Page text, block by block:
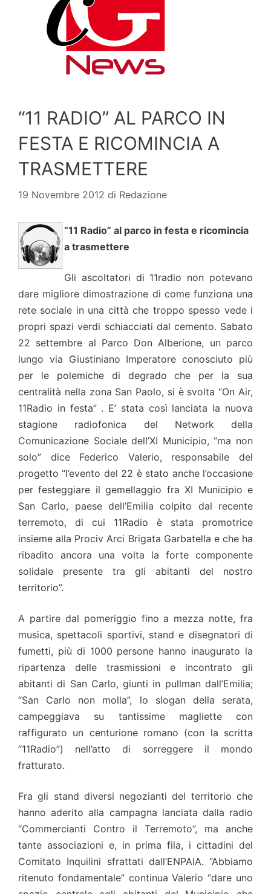
“11 RADIO” AL PARCO IN
FESTA E RICOMINCIA A
TRASMETTERE
19 Novembre 2012 di Redazione
“11 Radio” al parco in festa e ricomincia
a trasmettere
Gli ascoltatori di 11radio non potevano
dare migliore dimostrazione di come funziona una
rete sociale in una città che troppo spesso vede i
propri spazi verdi schiacciati dal cemento. Sabato
22 settembre al Parco Don Alberione, un parco
lungo via Giustiniano Imperatore conosciuto più
per le polemiche di degrado che per la sua
centralità nella zona San Paolo, si è svolta “On Air,
11Radio in festa” . E’ stata così lanciata la nuova
stagione radiofonica del Network della
Comunicazione Sociale dell’XI Municipio, “ma non
solo” dice Federico Valerio, responsabile del
progetto “l’evento del 22 è stato anche l’occasione
per festeggiare il gemellaggio fra XI Municipio e
San Carlo, paese dell’Emilia colpito dal recente
terremoto, di cui 11Radio è stata promotrice
insieme alla Prociv Arci Brigata Garbatella e che ha
ribadito ancora una volta la forte componente
solidale presente tra gli abitanti del nostro
territorio”.
A partire dal pomeriggio fino a mezza notte, fra
musica, spettacoli sportivi, stand e disegnatori di
fumetti, più di 1000 persone hanno inaugurato la
ripartenza delle trasmissioni e incontrato gli
abitanti di San Carlo, giunti in pullman dall’Emilia;
“San Carlo non molla”, lo slogan della serata,
campeggiava su tantissime magliette con
raffigurato un centurione romano (con la scritta
“11Radio”) nell’atto di sorreggere il mondo
fratturato.
Fra gli stand diversi negozianti del territorio che
hanno aderito alla campagna lanciata dalla radio
“Commercianti Contro il Terremoto”, ma anche
tante associazioni e, in prima fila, i cittadini del
Comitato Inquilini sfrattati dall’ENPAIA. “Abbiamo
ritenuto fondamentale” continua Valerio “dare uno